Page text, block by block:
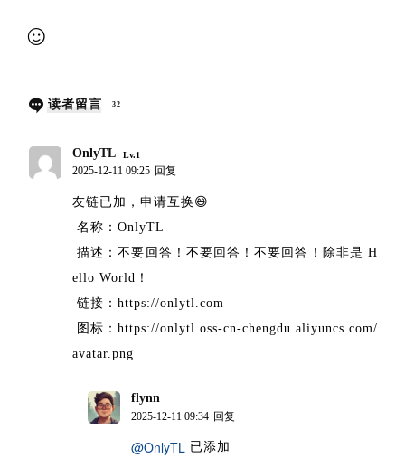
读者留言 32
OnlyTL Lv.1
2025-12-11 09:25 回复
友链已加，申请互换😄
名称：OnlyTL
描述：不要回答！不要回答！不要回答！除非是 H
ello World！
链接：https://onlytl.com
图标：https://onlytl.oss-cn-chengdu.aliyuncs.com/
avatar.png
flynn
2025-12-11 09:34 回复
@OnlyTL 已添加